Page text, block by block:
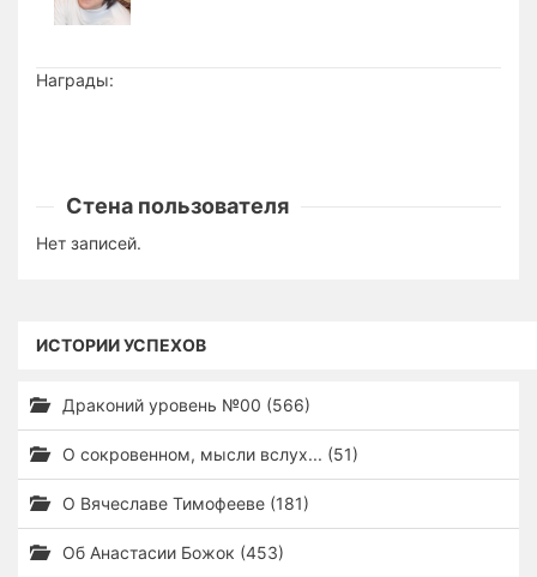
Награды:
Стена пользователя
Нет записей.
ИСТОРИИ УСПЕХОВ
Драконий уровень №00 (566)
О сокровенном, мысли вслух... (51)
О Вячеславе Тимофееве (181)
Об Анастасии Божок (453)